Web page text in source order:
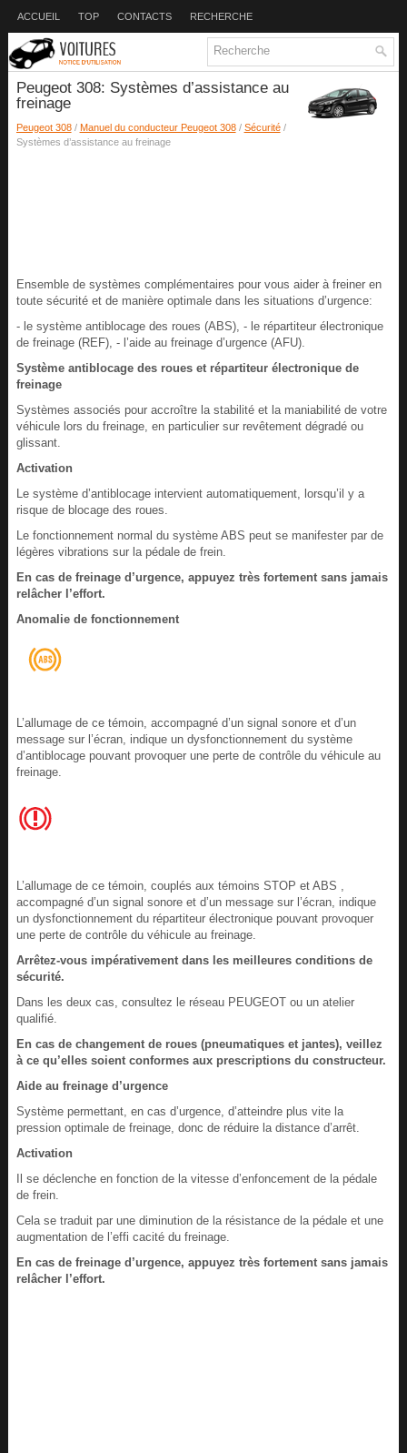
ACCUEIL TOP CONTACTS RECHERCHE
Peugeot 308: Systèmes d’assistance au
freinage
Peugeot 308/ Manuel du conducteur Peugeot 308/ Sécurité/
Systèmes d’assistance au freinage
Ensemble de systèmes complémentaires pour vous aider à freiner en
toute sécurité et de manière optimale dans les situations d’urgence:
- le système antiblocage des roues (ABS), - le répartiteur électronique
de freinage (REF), - l’aide au freinage d’urgence (AFU).
Système antiblocage des roues et répartiteur électronique de
freinage
Systèmes associés pour accroître la stabilité et la maniabilité de votre
véhicule lors du freinage, en particulier sur revêtement dégradé ou
glissant.
Activation
Le système d’antiblocage intervient automatiquement, lorsqu’il y a
risque de blocage des roues.
Le fonctionnement normal du système ABS peut se manifester par de
légères vibrations sur la pédale de frein.
En cas de freinage d’urgence, appuyez très fortement sans jamais
relâcher l’effort.
Anomalie de fonctionnement
L’allumage de ce témoin, accompagné d’un signal sonore et d’un
message sur l’écran, indique un dysfonctionnement du système
d’antiblocage pouvant provoquer une perte de contrôle du véhicule au
freinage.
L’allumage de ce témoin, couplés aux témoins STOP et ABS ,
accompagné d’un signal sonore et d’un message sur l’écran, indique
un dysfonctionnement du répartiteur électronique pouvant provoquer
une perte de contrôle du véhicule au freinage.
Arrêtez-vous impérativement dans les meilleures conditions de
sécurité.
Dans les deux cas, consultez le réseau PEUGEOT ou un atelier
qualifié.
En cas de changement de roues (pneumatiques et jantes), veillez
à ce qu’elles soient conformes aux prescriptions du constructeur.
Aide au freinage d’urgence
Système permettant, en cas d’urgence, d’atteindre plus vite la
pression optimale de freinage, donc de réduire la distance d’arrêt.
Activation
Il se déclenche en fonction de la vitesse d’enfoncement de la pédale
de frein.
Cela se traduit par une diminution de la résistance de la pédale et une
augmentation de l’effi cacité du freinage.
En cas de freinage d’urgence, appuyez très fortement sans jamais
relâcher l’effort.